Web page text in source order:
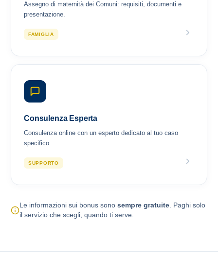
Assegno di maternità dei Comuni: requisiti, documenti e
presentazione.
FAMIGLIA
Consulenza Esperta
Consulenza online con un esperto dedicato al tuo caso
specifico.
SUPPORTO
Le informazioni sui bonus sono sempre gratuite. Paghi solo
il servizio che scegli, quando ti serve.